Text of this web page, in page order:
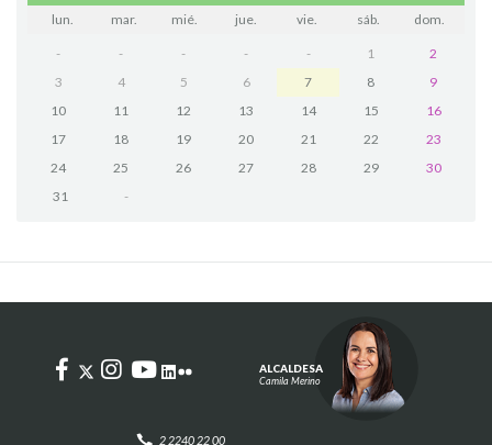
lun. mar. mié. jue. vie. sáb. dom.
- - - - - 1
2
3
4 5 6 7 8
9
10
11 12 13 14 15
16
17
18 19 20 21 22
23
24
25 26 27 28 29
30
31
-
2 2240 22 00
ALCALDESA
Camila Merino